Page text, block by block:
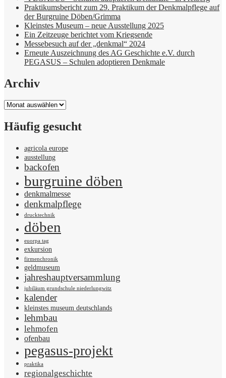
Praktikumsbericht zum 29. Praktikum der Denkmalpflege auf
der Burgruine Döben/Grimma
Kleinstes Museum – neue Ausstellung 2025
Ein Zeitzeuge berichtet vom Kriegsende
Messebesuch auf der „denkmal“ 2024
Erneute Auszeichnung des AG Geschichte e.V. durch
PEGASUS – Schulen adoptieren Denkmale
Archiv
Archiv
Häufig gesucht
agricola europe
ausstellung
backofen
burgruine döben
denkmalmesse
denkmalpflege
drucktechnik
döben
euorpa tag
exkursion
firmenchronik
geldmuseum
jahreshauptversammlung
jubiläum grundschule niederlungwitz
kalender
kleinstes museum deutschlands
lehmbau
lehmofen
ofenbau
pegasus-projekt
praktika
regionalgeschichte